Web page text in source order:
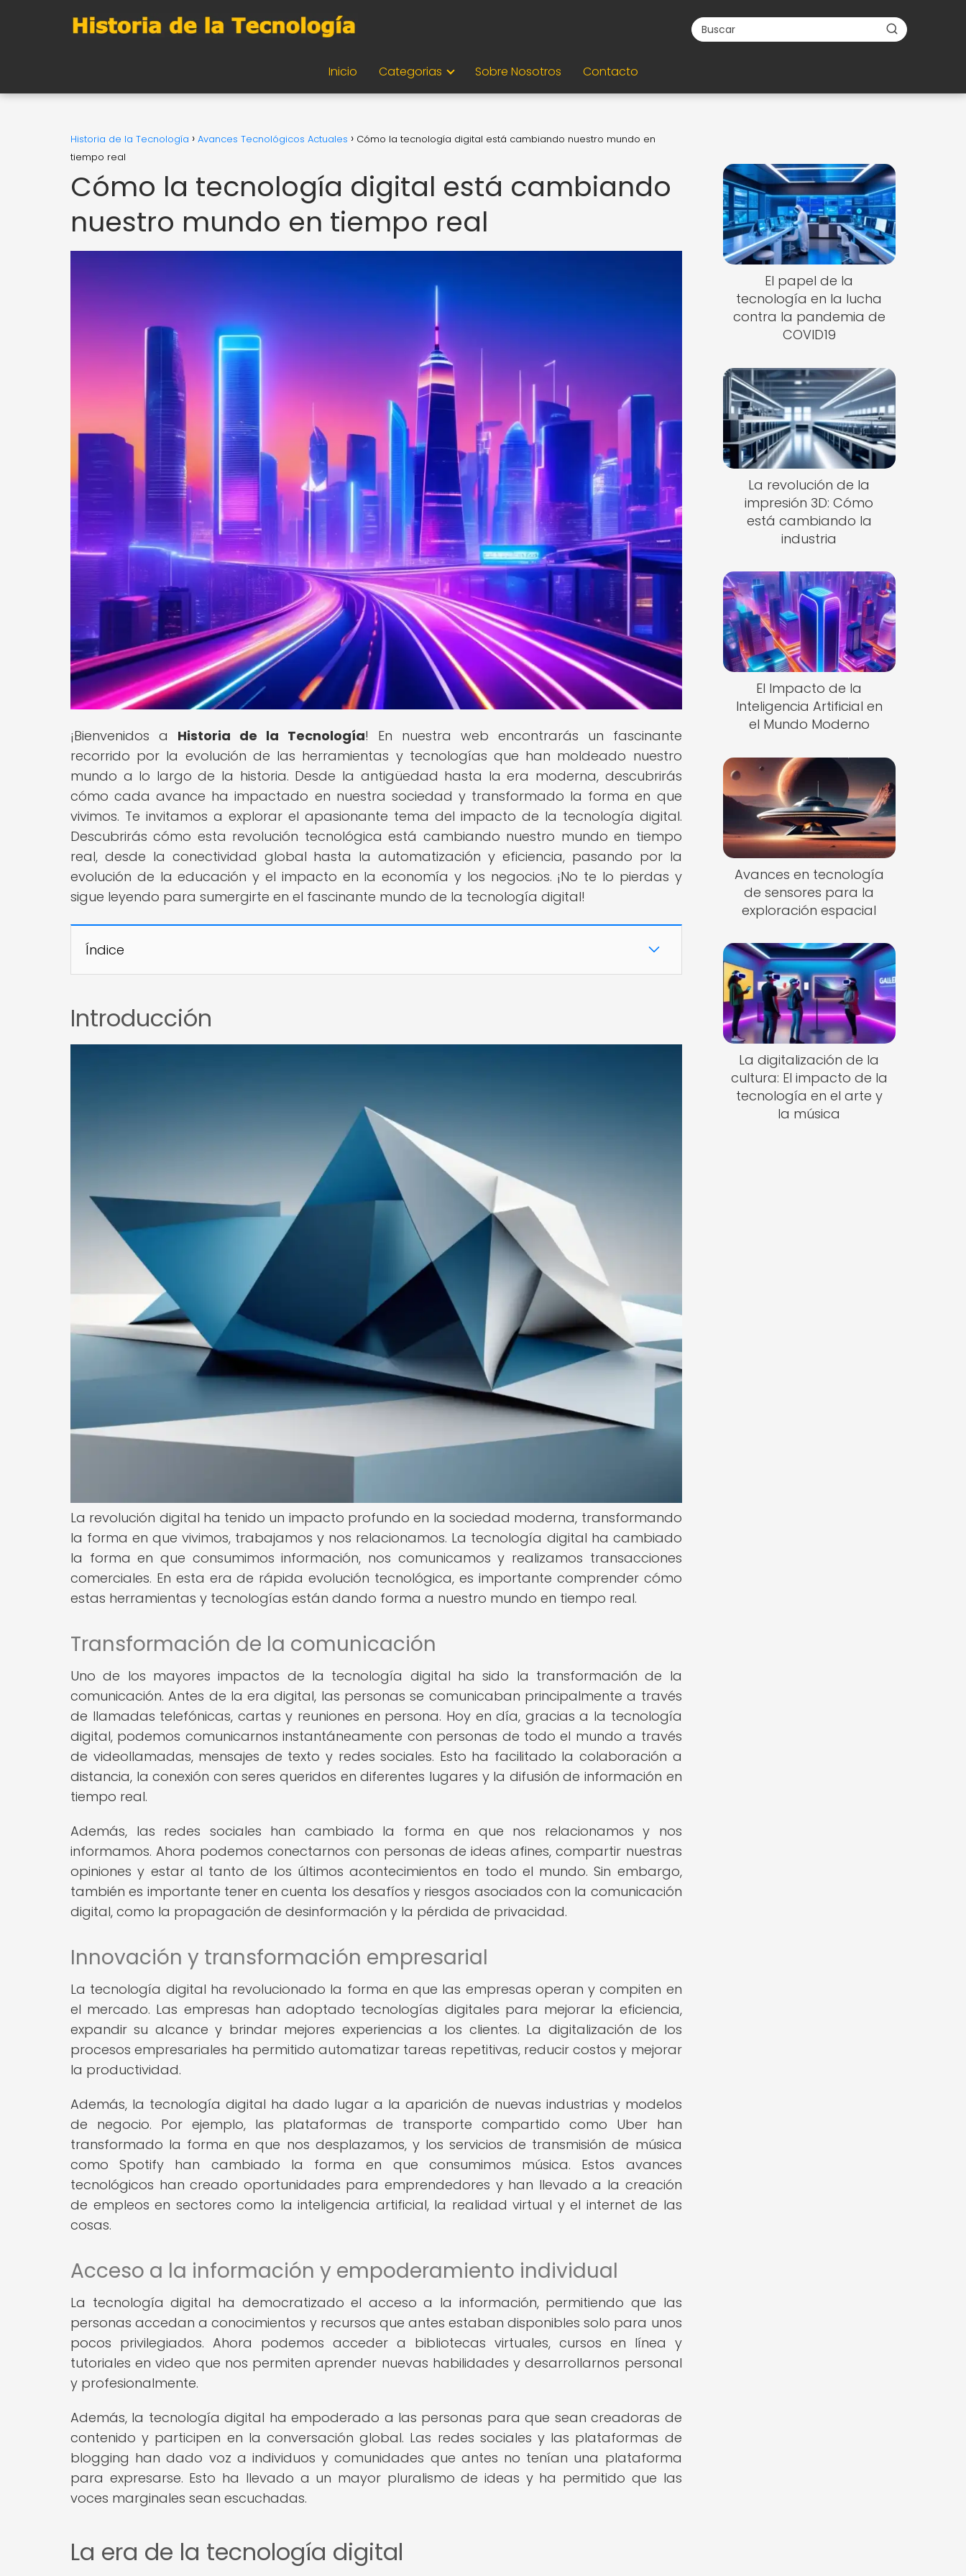
Inicio Categorias Sobre Nosotros Contacto
Historia de la Tecnología Avances Tecnológicos Actuales
Cómo la tecnología digital está cambiando nuestro mundo en
tiempo real
Cómo la tecnología digital está cambiando
nuestro mundo en tiempo real
¡Bienvenidos a Historia de la Tecnología! En nuestra web encontrarás un fascinante
recorrido por la evolución de las herramientas y tecnologías que han moldeado nuestro
mundo a lo largo de la historia. Desde la antigüedad hasta la era moderna, descubrirás
cómo cada avance ha impactado en nuestra sociedad y transformado la forma en que
vivimos. Te invitamos a explorar el apasionante tema del impacto de la tecnología digital.
Descubrirás cómo esta revolución tecnológica está cambiando nuestro mundo en tiempo
real, desde la conectividad global hasta la automatización y eficiencia, pasando por la
evolución de la educación y el impacto en la economía y los negocios. ¡No te lo pierdas y
sigue leyendo para sumergirte en el fascinante mundo de la tecnología digital!
Índice
Introducción
La revolución digital ha tenido un impacto profundo en la sociedad moderna, transformando
la forma en que vivimos, trabajamos y nos relacionamos. La tecnología digital ha cambiado
la forma en que consumimos información, nos comunicamos y realizamos transacciones
comerciales. En esta era de rápida evolución tecnológica, es importante comprender cómo
estas herramientas y tecnologías están dando forma a nuestro mundo en tiempo real.
Transformación de la comunicación
Uno de los mayores impactos de la tecnología digital ha sido la transformación de la
comunicación. Antes de la era digital, las personas se comunicaban principalmente a través
de llamadas telefónicas, cartas y reuniones en persona. Hoy en día, gracias a la tecnología
digital, podemos comunicarnos instantáneamente con personas de todo el mundo a través
de videollamadas, mensajes de texto y redes sociales. Esto ha facilitado la colaboración a
distancia, la conexión con seres queridos en diferentes lugares y la difusión de información en
tiempo real.
Además, las redes sociales han cambiado la forma en que nos relacionamos y nos
informamos. Ahora podemos conectarnos con personas de ideas afines, compartir nuestras
opiniones y estar al tanto de los últimos acontecimientos en todo el mundo. Sin embargo,
también es importante tener en cuenta los desafíos y riesgos asociados con la comunicación
digital, como la propagación de desinformación y la pérdida de privacidad.
Innovación y transformación empresarial
La tecnología digital ha revolucionado la forma en que las empresas operan y compiten en
el mercado. Las empresas han adoptado tecnologías digitales para mejorar la eficiencia,
expandir su alcance y brindar mejores experiencias a los clientes. La digitalización de los
procesos empresariales ha permitido automatizar tareas repetitivas, reducir costos y mejorar
la productividad.
Además, la tecnología digital ha dado lugar a la aparición de nuevas industrias y modelos
de negocio. Por ejemplo, las plataformas de transporte compartido como Uber han
transformado la forma en que nos desplazamos, y los servicios de transmisión de música
como Spotify han cambiado la forma en que consumimos música. Estos avances
tecnológicos han creado oportunidades para emprendedores y han llevado a la creación
de empleos en sectores como la inteligencia artificial, la realidad virtual y el internet de las
cosas.
Acceso a la información y empoderamiento individual
La tecnología digital ha democratizado el acceso a la información, permitiendo que las
personas accedan a conocimientos y recursos que antes estaban disponibles solo para unos
pocos privilegiados. Ahora podemos acceder a bibliotecas virtuales, cursos en línea y
tutoriales en video que nos permiten aprender nuevas habilidades y desarrollarnos personal
y profesionalmente.
Además, la tecnología digital ha empoderado a las personas para que sean creadoras de
contenido y participen en la conversación global. Las redes sociales y las plataformas de
blogging han dado voz a individuos y comunidades que antes no tenían una plataforma
para expresarse. Esto ha llevado a un mayor pluralismo de ideas y ha permitido que las
voces marginales sean escuchadas.
La era de la tecnología digital
El papel de la
tecnología en la lucha
contra la pandemia de
COVID19
La revolución de la
impresión 3D: Cómo
está cambiando la
industria
El Impacto de la
Inteligencia Artificial en
el Mundo Moderno
Avances en tecnología
de sensores para la
exploración espacial
La digitalización de la
cultura: El impacto de la
tecnología en el arte y
la música